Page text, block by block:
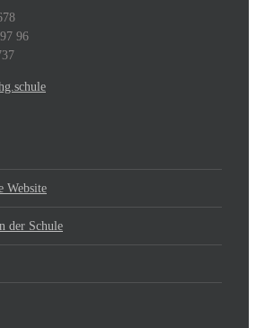
96
Website
der Schule